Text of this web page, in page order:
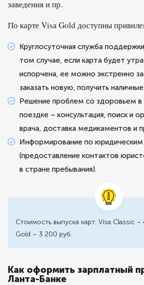
заведения и пр.
По карте Visa Gold доступны
Круглосуточная служба
том случае, если карта будет
испорчена, ее можно экстренно
заказать новую, получить
Решение проблем со здоровьем в
поездке – консультация, поиск и
врача, доставка медикаментов и
Информирование по
(предоставление контактов
в стране пребывания).
Стоимость выпуска карт: Visa Classic –
Gold – 3 200 руб.
Как оформить зарплатный
Ланта-Банке